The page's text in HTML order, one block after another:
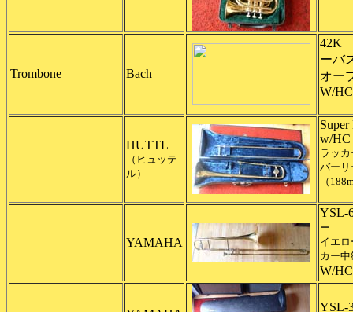
Trombone Bach
42K
ーバ
オ
W/HC
HUTTL
（ヒュッテ
ル）
w/HC
ラッ
バーリ
（
YAMAHA
YSL-
ー
イエ
カー
W/
YSL-